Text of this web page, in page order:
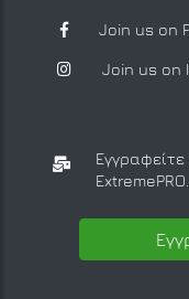
Join us on
Join us on
ExtremePRO.